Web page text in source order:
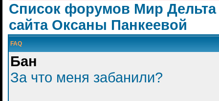
Список форумов Мир
сайта Оксаны Панкеевой
FAQ
Бан
За что меня забанили?